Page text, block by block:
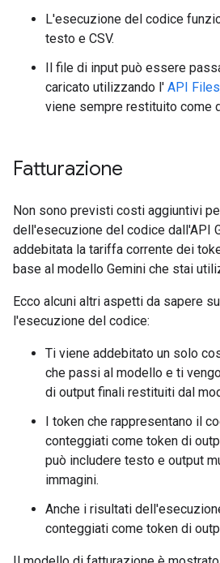
L'esecuzione del codice
testo e CSV.
Il file di input può essere
caricato utilizzando l' API Files
viene sempre restituito come
Fatturazione
Non sono previsti costi aggiuntivi
dell'esecuzione del codice dall'API
addebitata la tariffa corrente dei
base al modello Gemini che stai
Ecco alcuni altri aspetti da sapere
l'esecuzione del codice:
Ti viene addebitato un solo
che passi al modello e ti
di output finali restituiti dal
I token che rappresentano il
conteggiati come token di
può includere testo e output
immagini.
Anche i risultati
conteggiati come token di